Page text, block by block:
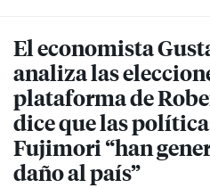
El economista
analiza las
plataforma de
dice que las
Fujimori “han
daño al país”